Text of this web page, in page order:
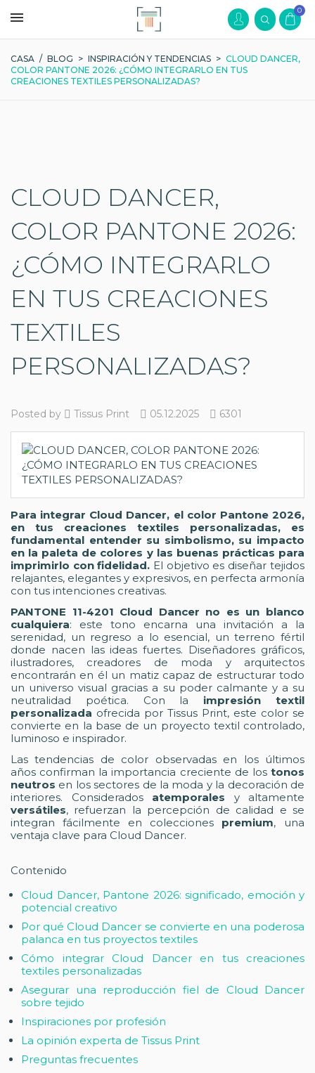
0
CASA / BLOG > INSPIRACIÓN Y TENDENCIAS > CLOUD DANCER,
COLOR PANTONE 2026: ¿CÓMO INTEGRARLO EN TUS
CREACIONES TEXTILES PERSONALIZADAS?
CLOUD DANCER,
COLOR PANTONE 2026:
¿CÓMO INTEGRARLO
EN TUS CREACIONES
TEXTILES
PERSONALIZADAS?
Posted by Tissus Print 05.12.2025 6301
Para integrar Cloud Dancer, el color Pantone 2026,
en tus creaciones textiles personalizadas, es
fundamental entender su simbolismo, su impacto
en la paleta de colores y las buenas prácticas para
imprimirlo con fidelidad. El objetivo es diseñar tejidos
relajantes, elegantes y expresivos, en perfecta armonía
con tus intenciones creativas.
PANTONE 11-4201 Cloud Dancer no es un blanco
cualquiera: este tono encarna una invitación a la
serenidad, un regreso a lo esencial, un terreno fértil
donde nacen las ideas fuertes. Diseñadores gráficos,
ilustradores, creadores de moda y arquitectos
encontrarán en él un matiz capaz de estructurar todo
un universo visual gracias a su poder calmante y a su
neutralidad poética. Con la impresión textil
personalizada ofrecida por Tissus Print, este color se
convierte en la base de un proyecto textil controlado,
luminoso e inspirador.
Las tendencias de color observadas en los últimos
años confirman la importancia creciente de los tonos
neutros en los sectores de la moda y la decoración de
interiores. Considerados atemporales y altamente
versátiles, refuerzan la percepción de calidad e se
integran fácilmente en colecciones premium, una
ventaja clave para Cloud Dancer.
Contenido
Cloud Dancer, Pantone 2026: significado, emoción y
potencial creativo
Por qué Cloud Dancer se convierte en una poderosa
palanca en tus proyectos textiles
Cómo integrar Cloud Dancer en tus creaciones
textiles personalizadas
Asegurar una reproducción fiel de Cloud Dancer
sobre tejido
Inspiraciones por profesión
La opinión experta de Tissus Print
Preguntas frecuentes